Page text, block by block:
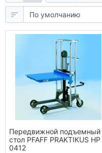
Передвижной подъемный
стол PFAFF PRAKTIKUS HP
0412